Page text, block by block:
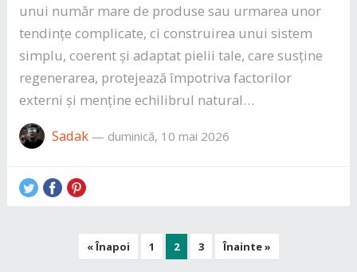
unui număr mare de produse sau urmarea unor
tendințe complicate, ci construirea unui sistem
simplu, coerent și adaptat pielii tale, care susține
regenerarea, protejează împotriva factorilor
externi și menține echilibrul natural…
Sadak— duminică, 10 mai 2026
« Înapoi 1 2 3 Înainte »